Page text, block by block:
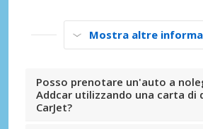
Mostra altre
Posso prenotare un'auto a
Addcar utilizzando una carta di
CarJet?